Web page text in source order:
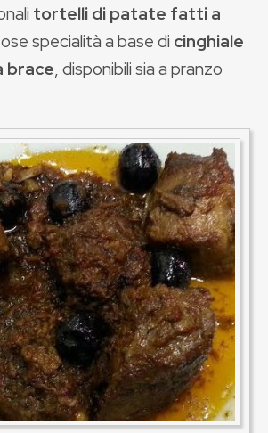
tortelli di patate fatti a
specialità a base di cinghiale
brace, disponibili sia a pranzo